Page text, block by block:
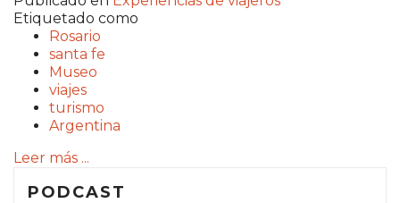
Etiquetado como
Rosario
santa fe
Museo
viajes
turismo
Argentina
Leer más ...
PODCAST